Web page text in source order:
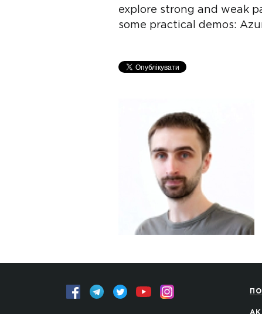
explore strong and weak
some practical demos: